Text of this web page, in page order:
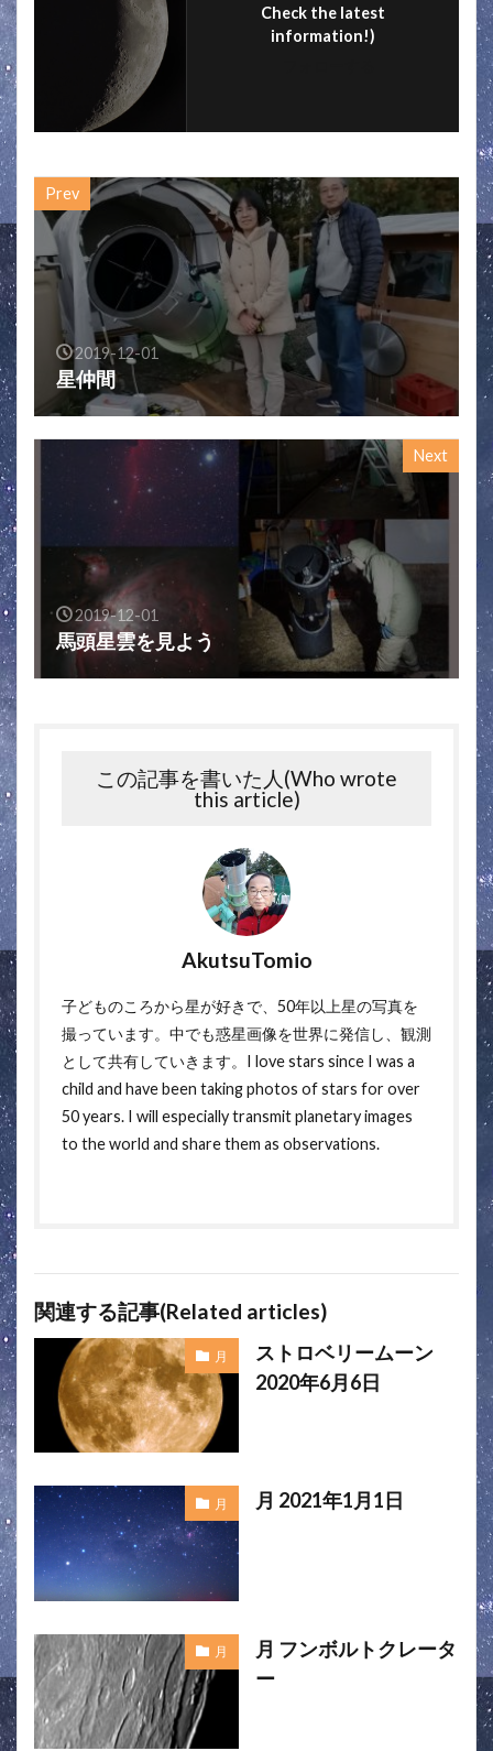
Check the latest
information!)
Prev
2019-12-01
星仲間
Next
2019-12-01
馬頭星雲を見よう
この記事を書いた人(Who wrote
this article)
AkutsuTomio
子どものころから星が好きで、50年以上星の写真を
撮っています。中でも惑星画像を世界に発信し、観測
として共有していきます。I love stars since I was a
child and have been taking photos of stars for over
50 years. I will especially transmit planetary images
to the world and share them as observations.
関連する記事(Related articles)
月
ストロベリームーン
2020年6月6日
月 月 2021年1月1日
月
月 フンボルトクレータ
ー